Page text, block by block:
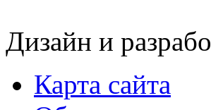
Дизайн и
Карта сайта